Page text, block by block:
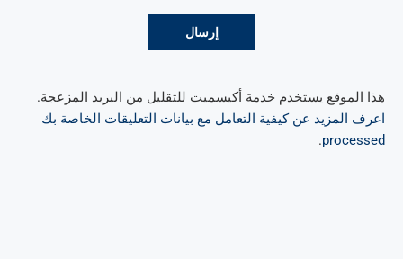
هذا الموقع يستخدم خدمة أكيسميت للتقليل من البريد المزعجة.
اعرف المزيد عن كيفية التعامل مع بيانات التعليقات الخاصة بك
processed
.